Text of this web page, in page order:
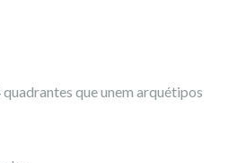
que unem arquétipos